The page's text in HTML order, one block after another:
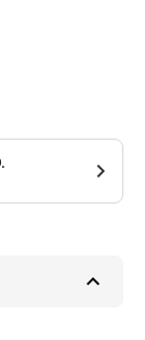
chevron_right
keyboard_arrow_up